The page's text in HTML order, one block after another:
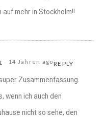
auf mehr in Stockholm!!
14 Jahren agoREPLY
Zusammenfassung.
wenn ich auch den
nicht so sehe, den